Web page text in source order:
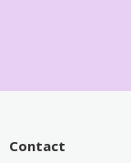
Contact